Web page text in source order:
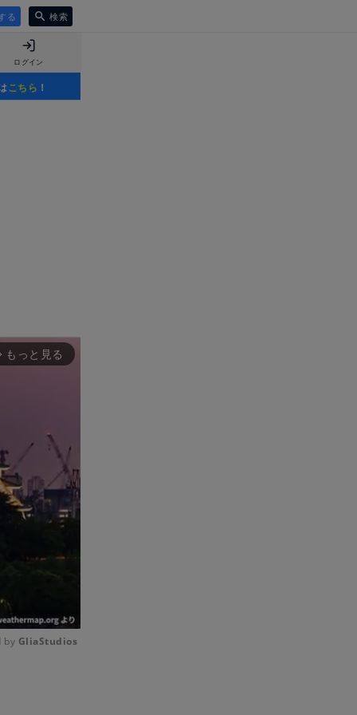
る 検索
ログイン
こちら ！
もっと見る
by GliaStudios